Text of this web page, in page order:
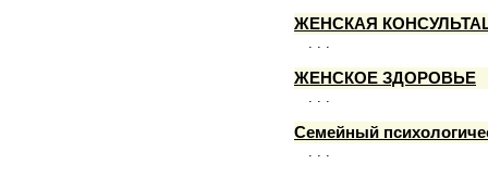
ЖЕНСКАЯ
. . .
ЖЕНСКОЕ ЗДОРОВЬЕ
. . .
Семейный
. . .